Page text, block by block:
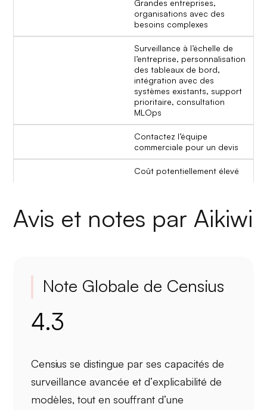
Grandes entreprises,
organisations avec des
besoins complexes
Surveillance à l’échelle de
l’entreprise, personnalisation
des tableaux de bord,
intégration avec des
systèmes existants, support
prioritaire, consultation
MLOps
Contactez l’équipe
commerciale pour un devis
Coût potentiellement élevé
Avis et notes par Aikiwi
Note Globale de Censius
4.3
Censius se distingue par sescapacités de
surveillance avancée et d’explicabilité de
modèles, tout en souffrant d’une